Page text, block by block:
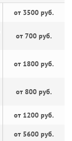
от 3500 руб.
от 700 руб.
от 1800 руб.
от 800 руб.
от 1200 руб.
от 5600 руб.